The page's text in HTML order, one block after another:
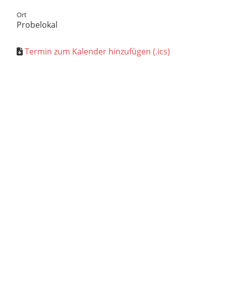
Ort
Probelokal
Termin zum Kalender hinzufügen (.ics)